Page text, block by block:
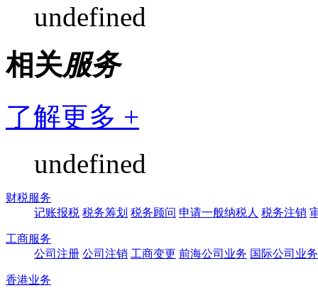
undefined
相关服务
了解更多 +
undefined
财税服务
记账报税 税务筹划 税务顾问 申请一般纳税人 税务注销
工商服务
公司注册 公司注销 工商变更 前海公司业务 国际公司业务
香港业务